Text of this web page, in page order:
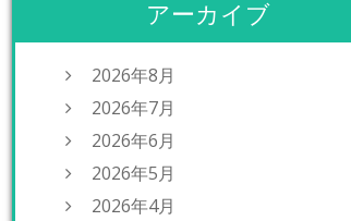
アーカイブ
2026年8月
2026年7月
2026年6月
2026年5月
2026年4月